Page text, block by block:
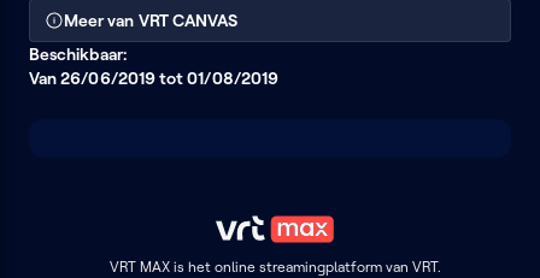
EU
bekijken
Meer van VRT CANVAS
Beschikbaar:
Van 26/06/2019 tot 01/08/2019
VRT MAX is het online streamingplatform van VRT.